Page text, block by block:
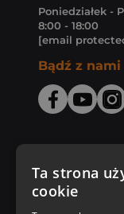
Poniedziałek -
8:00 - 18:00
[email
Bądź z
Zakupy u nas
Ta strona
cookie